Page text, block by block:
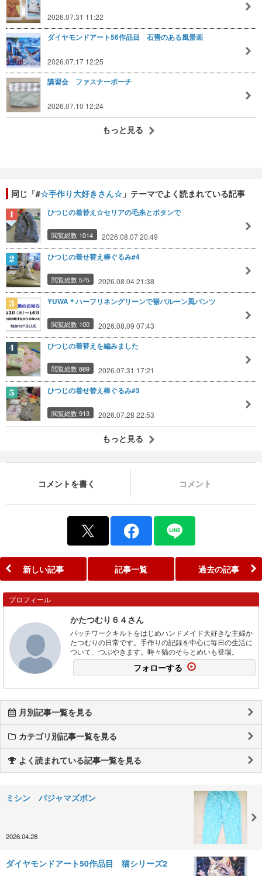
2026.07.31 11:22
ダイヤモンドアート56作品目 石畳のある風景画
2026.07.17 12:25
講習会 ファスナーポーチ
2026.07.10 12:24
もっと見る
同じ「#☆手作り大好きさん☆ 」テーマでよく読まれている記事
ひつじの着替え☆セリアの毛糸とボタンで
閲覧総数 1014 2026.08.07 20:49
ひつじの着せ替え棒ぐるみ#4
閲覧総数 575 2026.08.04 21:38
YUWA＊ハーフリネングリーンで裾バルーン風パンツ
閲覧総数 100 2026.08.09 07:43
ひつじの着替えを編みました
閲覧総数 889 2026.07.31 17:21
ひつじの着せ替え棒ぐるみ#3
閲覧総数 913 2026.07.28 22:53
もっと見る
コメントを書く コメント
新しい記事 記事一覧 過去の記事
プロフィール
かたつむり６４さん
パッチワークキルトをはじめハンドメイド大好きな主婦か
たつむりの日常です。手作りの記録を中心に毎日の生活に
ついて、つぶやきます。時々猫のそらとめいも登場。
フォローする
月別記事一覧を見る
カテゴリ別記事一覧を見る
よく読まれている記事一覧を見る
ミシン パジャマズボン
2026.04.28
ダイヤモンドアート50作品目 猫シリーズ2